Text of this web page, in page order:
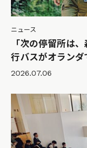
ニュース
「次の停留所は
行バスがオランダ
2026.07.06